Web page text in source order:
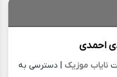
احمدی
نایاب موزیک | دسترسی به